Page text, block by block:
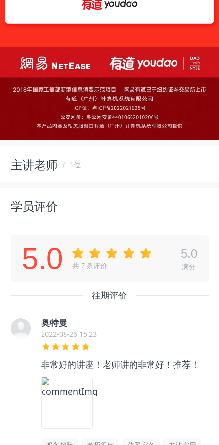
主讲老师 1位
学员评价
5.0 共 7 条评价
5.0
满分
往期评价
奥特曼
2022-08-26 15:23
非常好的讲座！老师讲的非常好！推荐！